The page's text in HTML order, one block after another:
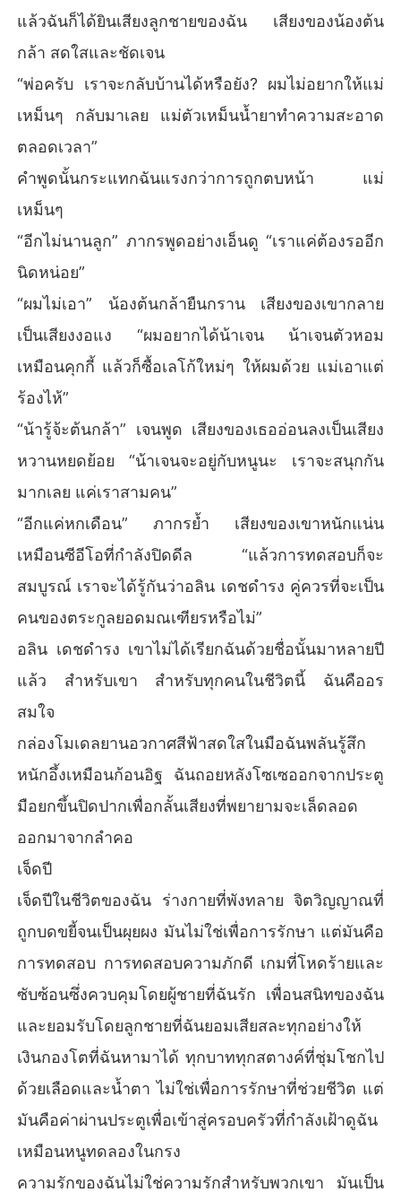
แล้วฉันก็ได้ยินเสียงลูกชายของฉัน เสียงของน้องต้น
กล้า สดใสและชัดเจน
“พ่อครับ เราจะกลับบ้านได้หรือยัง? ผมไม่อยากให้แม่
เหม็นๆ กลับมาเลย แม่ตัวเหม็นน้ำยาทำความสะอาด
ตลอดเวลา”
คำพูดนั้นกระแทกฉันแรงกว่าการถูกตบหน้า แม่
เหม็นๆ
“อีกไม่นานลูก” ภากรพูดอย่างเอ็นดู “เราแค่ต้องรออีก
นิดหน่อย”
“ผมไม่เอา” น้องต้นกล้ายืนกราน เสียงของเขากลาย
เป็นเสียงงอแง “ผมอยากได้น้าเจน น้าเจนตัวหอม
เหมือนคุกกี้ แล้วก็ซื้อเลโก้ใหม่ๆ ให้ผมด้วย แม่เอาแต่
ร้องไห้”
“น้ารู้จ้ะต้นกล้า” เจนพูด เสียงของเธออ่อนลงเป็นเสียง
หวานหยดย้อย “น้าเจนจะอยู่กับหนูนะ เราจะสนุกกัน
มากเลย แค่เราสามคน”
“อีกแค่หกเดือน” ภากรย้ำ เสียงของเขาหนักแน่น
เหมือนซีอีโอที่กำลังปิดดีล “แล้วการทดสอบก็จะ
สมบูรณ์ เราจะได้รู้กันว่าอลิน เดชดำรง คู่ควรที่จะเป็น
คนของตระกูลยอดมณเฑียรหรือไม่”
อลิน เดชดำรง เขาไม่ได้เรียกฉันด้วยชื่อนั้นมาหลายปี
แล้ว สำหรับเขา สำหรับทุกคนในชีวิตนี้ ฉันคืออร
สมใจ
กล่องโมเดลยานอวกาศสีฟ้าสดใสในมือฉันพลันรู้สึก
หนักอึ้งเหมือนก้อนอิฐ ฉันถอยหลังโซเซออกจากประตู
มือยกขึ้นปิดปากเพื่อกลั้นเสียงที่พยายามจะเล็ดลอด
ออกมาจากลำคอ
เจ็ดปี
เจ็ดปีในชีวิตของฉัน ร่างกายที่พังทลาย จิตวิญญาณที่
ถูกบดขยี้จนเป็นผุยผง มันไม่ใช่เพื่อการรักษา แต่มันคือ
การทดสอบ การทดสอบความภักดี เกมที่โหดร้ายและ
ซับซ้อนซึ่งควบคุมโดยผู้ชายที่ฉันรัก เพื่อนสนิทของฉัน
และยอมรับโดยลูกชายที่ฉันยอมเสียสละทุกอย่างให้
เงินกองโตที่ฉันหามาได้ ทุกบาททุกสตางค์ที่ชุ่มโชกไป
ด้วยเลือดและน้ำตา ไม่ใช่เพื่อการรักษาที่ช่วยชีวิต แต่
มันคือค่าผ่านประตูเพื่อเข้าสู่ครอบครัวที่กำลังเฝ้าดูฉัน
เหมือนหนูทดลองในกรง
ความรักของฉันไม่ใช่ความรักสำหรับพวกเขา มันเป็น